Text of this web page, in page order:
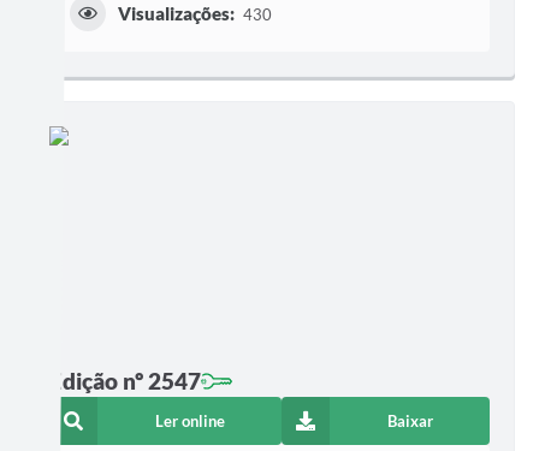
Visualizações: 430
Edição nº 2547
Ler online Baixar